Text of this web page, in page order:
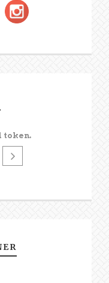
token.